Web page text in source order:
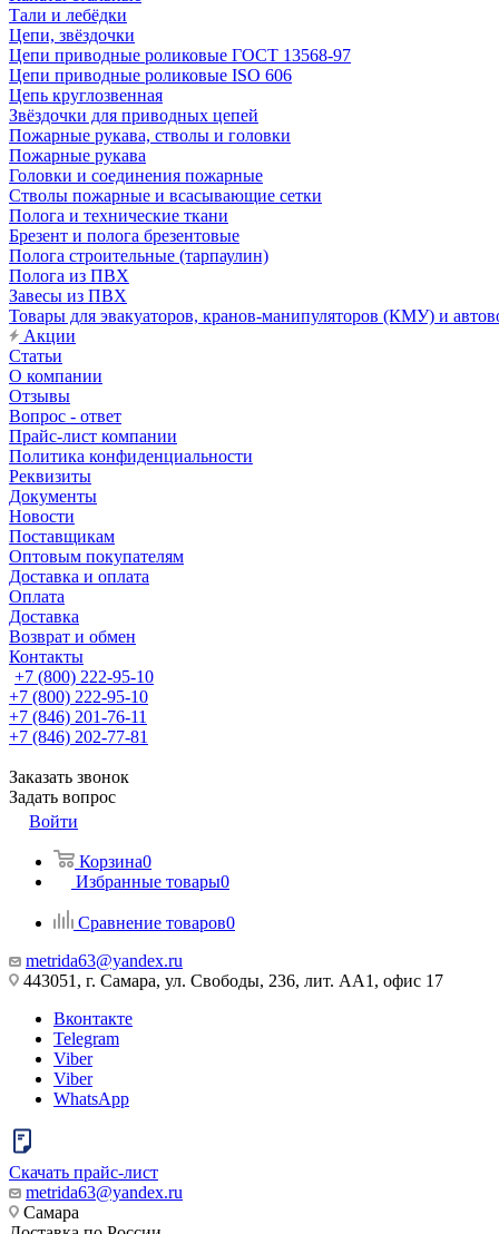
Тали и лебёдки
Цепи, звёздочки
Цепи приводные роликовые ГОСТ 13568-97
Цепи приводные роликовые ISO 606
Цепь круглозвенная
Звёздочки для приводных цепей
Пожарные рукава, стволы и головки
Пожарные рукава
Головки и соединения пожарные
Стволы пожарные и всасывающие сетки
Полога и технические ткани
Брезент и полога брезентовые
Полога строительные (тарпаулин)
Полога из ПВХ
Завесы из ПВХ
Товары для эвакуаторов, кранов-манипуляторов (КМУ) и
Акции
Статьи
О компании
Отзывы
Вопрос - ответ
Прайс-лист компании
Политика конфиденциальности
Реквизиты
Документы
Новости
Поставщикам
Оптовым покупателям
Доставка и оплата
Оплата
Доставка
Возврат и обмен
Контакты
+7 (800) 222-95-10
+7 (800) 222-95-10
+7 (846) 201-76-11
+7 (846) 202-77-81
Заказать звонок
Задать вопрос
Войти
Корзина0
Избранные товары0
Сравнение товаров0
metrida63@yandex.ru
443051, г. Самара, ул. Свободы, 236, лит. АА1, офис 17
Вконтакте
Telegram
Viber
Viber
WhatsApp
Скачать прайс-лист
metrida63@yandex.ru
Самара